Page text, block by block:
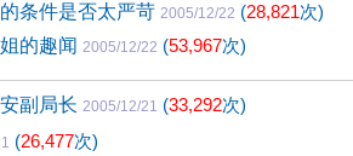
条件是否太严苛 2005/12/22 (28,821次)
的趣闻 2005/12/22 (53,967次)
副局长 2005/12/21 (33,292次)
(26,477次)